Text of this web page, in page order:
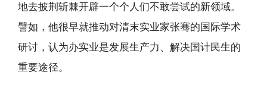
地去披荆斩棘开辟一个个人们不敢尝试的新领域。
譬如，他很早就推动对清末实业家张骞的国际学术
研讨，认为办实业是发展生产力、解决国计民生的
重要途径。